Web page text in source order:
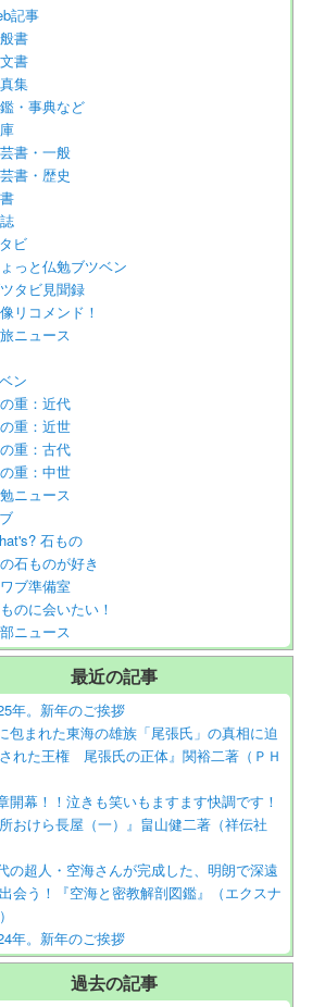
記事
書
書
集
・事典など
書・一般
書・歴史
ビ
っと仏勉ブツベン
タビ見聞録
リコメンド！
ニュース
ン
重：近代
重：近世
重：古代
重：中世
ニュース
石もの
石ものが好き
ブ準備室
のに会いたい！
ニュース
最近の記事
年。新年のご挨拶
包まれた東海の雄族「尾張氏」の真相に迫
れた王権 尾張氏の正体』関裕二著（ＰＨ
開幕！！泣きも笑いもますます快調です！
おけら長屋（一）』畠山健二著（祥伝社
の超人・空海さんが完成した、明朗で深遠
会う！『空海と密教解剖図鑑』（エクスナ
年。新年のご挨拶
過去の記事